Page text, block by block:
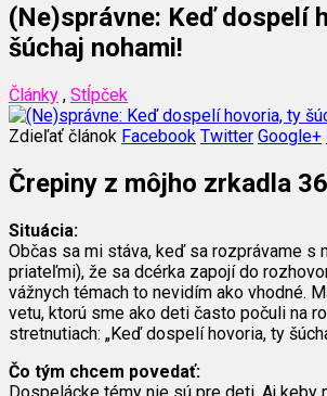
(Ne)správne: Keď dospelí
šúchaj nohami!
Články , Stĺpček
Zdieľať článok Facebook Twitter Google+
Črepiny z môjho zrkadla
Situácia:
Občas sa mi stáva, keď sa rozprávame s
priateľmi), že sa dcérka zapojí do
vážnych témach to nevidím ako vhodné.
vetu, ktorú sme ako deti často počuli na
stretnutiach: „Keď dospelí hovoria, ty
Čo tým chcem povedať:
Dospelácke témy nie sú pre deti. Aj keby